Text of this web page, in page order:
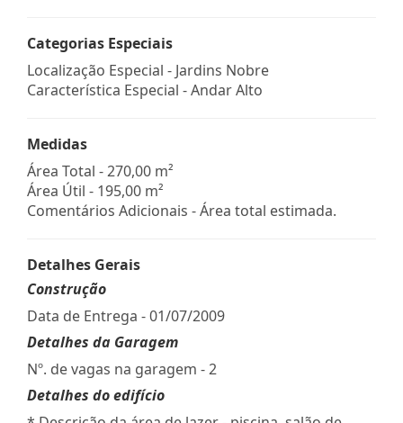
Categorias Especiais
Localização Especial - Jardins Nobre
Característica Especial - Andar Alto
Medidas
Área Total - 270,00 m²
Área Útil - 195,00 m²
Comentários Adicionais - Área total estimada.
Detalhes Gerais
Construção
Data de Entrega - 01/07/2009
Detalhes da Garagem
Nº. de vagas na garagem - 2
Detalhes do edifício